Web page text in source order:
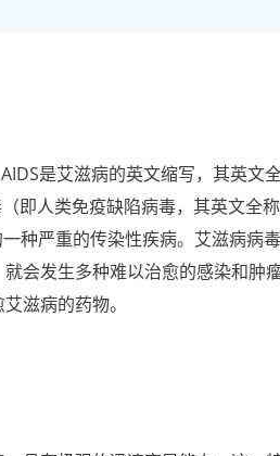
是艾滋病的英文缩写，其英
即人类免疫缺陷病毒，其英文全
严重的传染性疾病。艾滋病病
会发生多种难以治愈的感染和肿
滋病的药物。